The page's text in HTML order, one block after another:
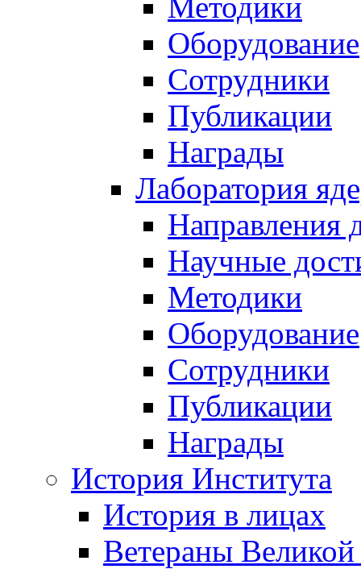
Оборудование
Сотрудники
Публикации
Награды
Лаборатория
Направления
Научные
Методики
Оборудование
Сотрудники
Публикации
Награды
История Института
История в лицах
Ветераны